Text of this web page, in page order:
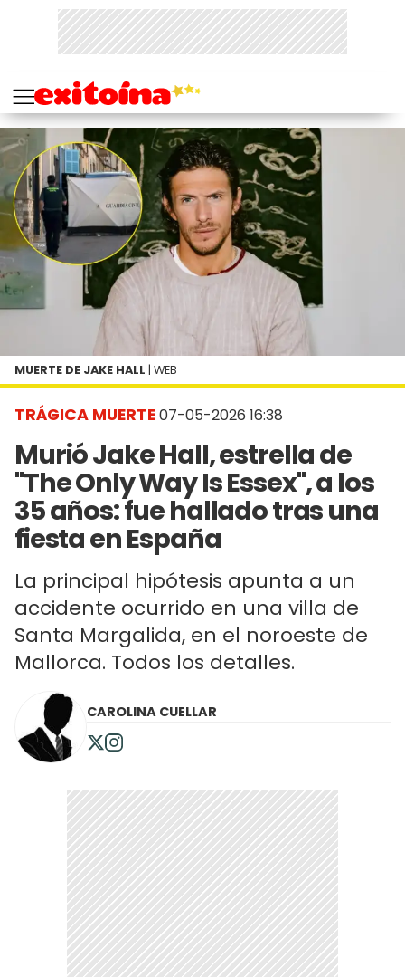
TRÁGICA MUERTE07-05-2026 16:38
Murió Jake Hall, estrella de
"The Only Way Is Essex", a los
35 años: fue hallado tras una
fiesta en España
La principal hipótesis apunta a un
accidente ocurrido en una villa de
Santa Margalida, en el noroeste de
Mallorca. Todos los detalles.
MUERTE DE JAKE HALL | WEB
CAROLINA CUELLAR